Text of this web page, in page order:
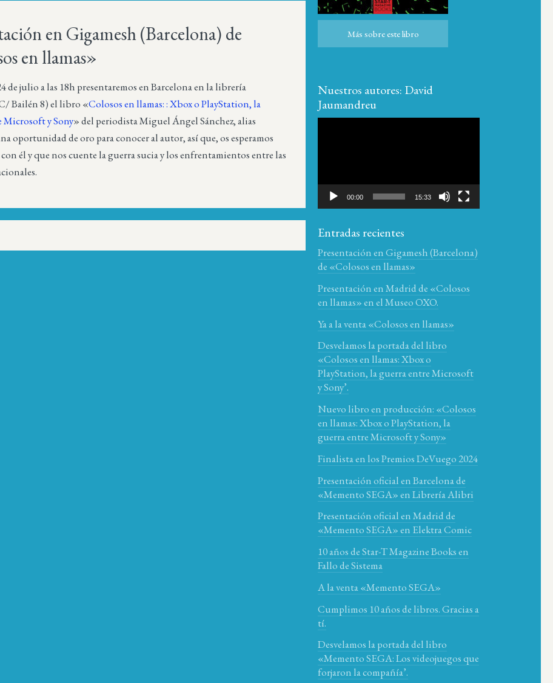
en Gigamesh (Barcelona) de
en llamas»
de julio a las 18h presentaremos en Barcelona en la librería
Bailén 8) el libro «Colosos en llamas: : Xbox o PlayStation, la
Microsoft y Sony» del periodista Miguel Ángel Sánchez, alias
oportunidad de oro para conocer al autor, así que, os esperamos
él y que nos cuente la guerra sucia y los enfrentamientos entre las
Más sobre este libro Más sobre este libro
Nuestros autores: David
Jaumandreu
00:00 15:33
Entradas recientes
Presentación en Gigamesh (Barcelona)
de «Colosos en llamas»
Presentación en Madrid de «Colosos
en llamas» en el Museo OXO.
Ya a la venta «Colosos en llamas»
Desvelamos la portada del libro
«Colosos en llamas: Xbox o
PlayStation, la guerra entre Microsoft
y Sony’.
Nuevo libro en producción: «Colosos
en llamas: Xbox o PlayStation, la
guerra entre Microsoft y Sony»
Finalista en los Premios DeVuego 2024
Presentación oficial en Barcelona de
«Memento SEGA» en Librería Alibri
Presentación oficial en Madrid de
«Memento SEGA» en Elektra Comic
10 años de Star-T Magazine Books en
Fallo de Sistema
A la venta «Memento SEGA»
Cumplimos 10 años de libros. Gracias a
tí.
Desvelamos la portada del libro
«Memento SEGA: Los videojuegos que
forjaron la compañía’.